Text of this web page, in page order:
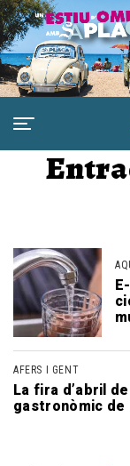
AFERS I GENT
La fira d’abril
gastronòmic